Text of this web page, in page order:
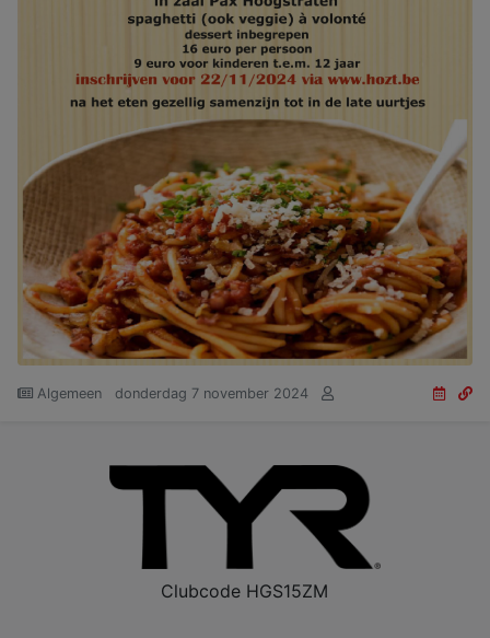
Algemeen donderdag 7 november 2024
Clubcode HGS15ZM